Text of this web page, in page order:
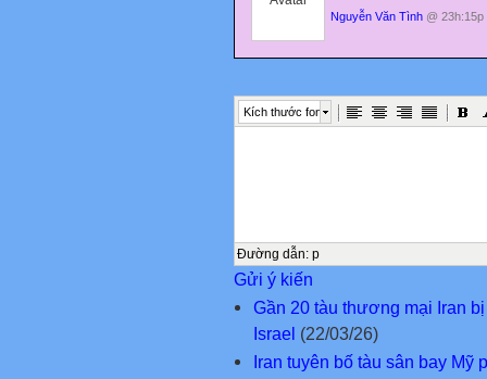
Nguyễn Văn Tình @ 23h:15p
Kích thước font
Đường dẫn: p
Gửi ý kiến
Gần 20 tàu thương mại Iran
Israel (22/03/26)
Iran tuyên bố tàu sân bay Mỹ